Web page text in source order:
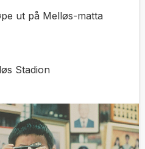
ut på Melløs-matta
Stadion